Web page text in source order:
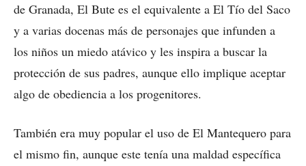
de Granada, El Bute es el equivalente a El Tío del Saco
y a varias docenas más de personajes que infunden a
los niños un miedo atávico y les inspira a buscar la
protección de sus padres, aunque ello implique aceptar
algo de obediencia a los progenitores.
También era muy popular el uso de El Mantequero para
el mismo fin, aunque este tenía una maldad específica